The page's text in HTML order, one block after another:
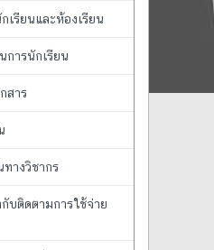
เรียนและห้องเรียน
การนักเรียน
สาร
ทางวิชากร
บติดตามการใช้จ่าย